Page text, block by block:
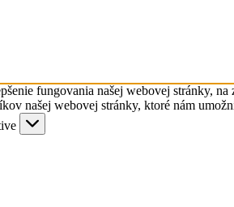
fungovania našej webovej stránky,
našej webovej stránky, ktoré nám